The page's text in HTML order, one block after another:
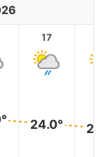
17
24.0°